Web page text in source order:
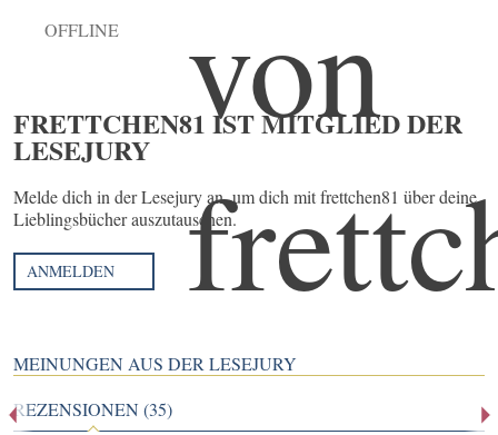
OFFLINE
FRETTCHEN81 IST MITGLIED DER
LESEJURY
Melde dich in der Lesejury an, um dich mit frettchen81 über deine
Lieblingsbücher auszutauschen.
ANMELDEN
MEINUNGEN AUS DER LESEJURY
REZENSIONEN (35)